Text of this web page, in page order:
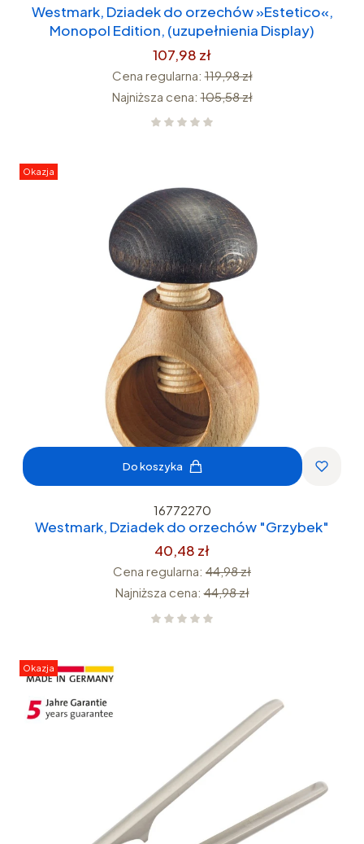
Westmark, Dziadek do orzechów »Estetico«,
Monopol Edition, (uzupełnienia Display)
107,98 zł
Cena regularna: 119,98 zł
Najniższa cena: 105,58 zł
Okazja
Do koszyka
16772270
Westmark, Dziadek do orzechów "Grzybek"
40,48 zł
Cena regularna: 44,98 zł
Najniższa cena: 44,98 zł
Okazja